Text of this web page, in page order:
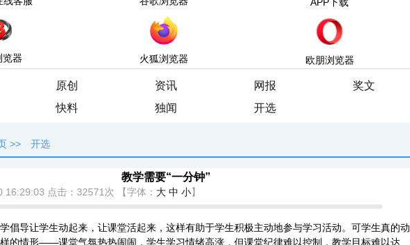
览器 火狐浏览器 欧朋浏览器
原创 资讯 网报
奖文
快料 独闻 开选
>> 开选
教学需要“一分钟”
16:29:03 点击： 32571次 【字体： 大 中 小】
倡导让学生动起来，让课堂活起来，这样有助于学生积极主动地参与学习活动。可学生真的动
的情形——课堂气氛热热闹闹，学生学习情绪高涨，但课堂纪律难以控制，教学目标难以达